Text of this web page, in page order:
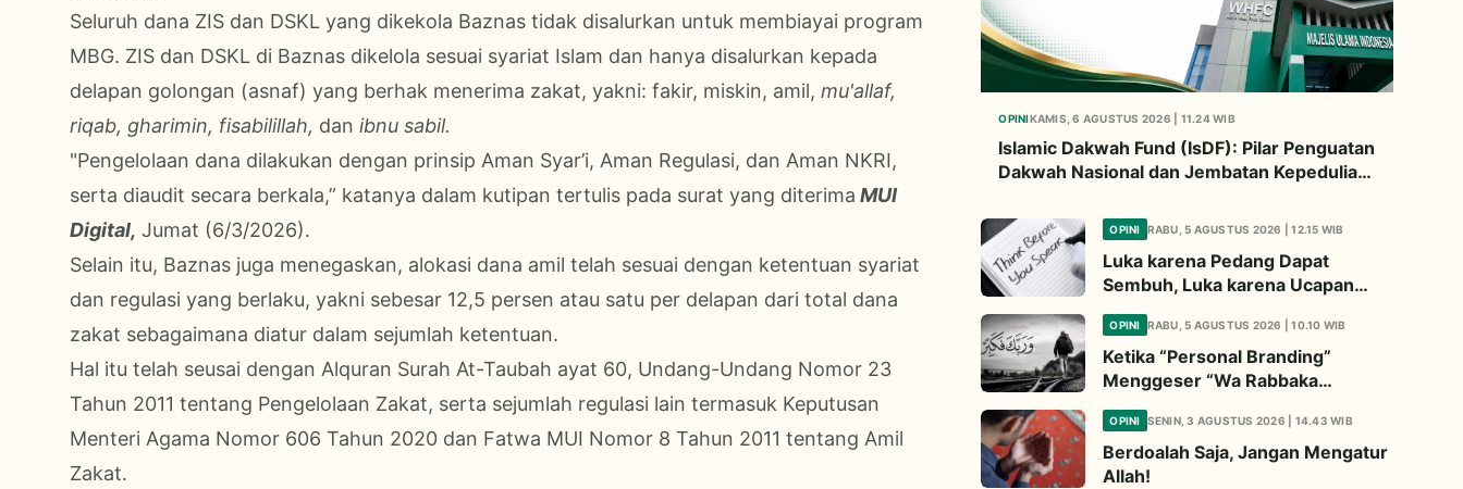
Seluruh dana ZIS dan DSKL yang dikekola Baznas tidak disalurkan untuk membiayai program
MBG. ZIS dan DSKL di Baznas dikelola sesuai syariat Islam dan hanya disalurkan kepada
delapan golongan (asnaf) yang berhak menerima zakat, yakni: fakir, miskin, amil, mu'allaf,
riqab, gharimin, fisabilillah, dan ibnu sabil.
"Pengelolaan dana dilakukan dengan prinsip Aman Syar’i, Aman Regulasi, dan Aman NKRI,
serta diaudit secara berkala,” katanya dalam kutipan tertulis pada surat yang diterima MUI
Digital, Jumat (6/3/2026).
Selain itu, Baznas juga menegaskan, alokasi dana amil telah sesuai dengan ketentuan syariat
dan regulasi yang berlaku, yakni sebesar 12,5 persen atau satu per delapan dari total dana
zakat sebagaimana diatur dalam sejumlah ketentuan.
Hal itu telah seusai dengan Alquran Surah At-Taubah ayat 60, Undang-Undang Nomor 23
Tahun 2011 tentang Pengelolaan Zakat, serta sejumlah regulasi lain termasuk Keputusan
Menteri Agama Nomor 606 Tahun 2020 dan Fatwa MUI Nomor 8 Tahun 2011 tentang Amil
Zakat.
OPINIKAMIS, 6 AGUSTUS 2026 | 11.24 WIB
Islamic Dakwah Fund (IsDF): Pilar Penguatan
Dakwah Nasional dan Jembatan Kepedulian
OPINI RABU, 5 AGUSTUS 2026 | 12.15 WIB
Luka karena Pedang Dapat
Sembuh, Luka karena Ucapan
Dapat Diwariskan
OPINI RABU, 5 AGUSTUS 2026 | 10.10 WIB
Ketika “Personal Branding”
Menggeser “Wa Rabbaka
Fakabbir”
OPINI SENIN, 3 AGUSTUS 2026 | 14.43 WIB
Berdoalah Saja, Jangan Mengatur
Allah!